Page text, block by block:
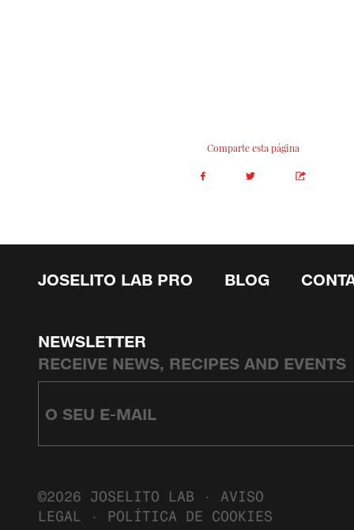
Comparte esta página
JOSELITO LAB PRO BLOG
NEWSLETTER
RECEIVE NEWS, RECIPES AND EVENTS
©2026 JOSELITO LAB · AVISO
LEGAL · POLÍTICA DE COOKIES